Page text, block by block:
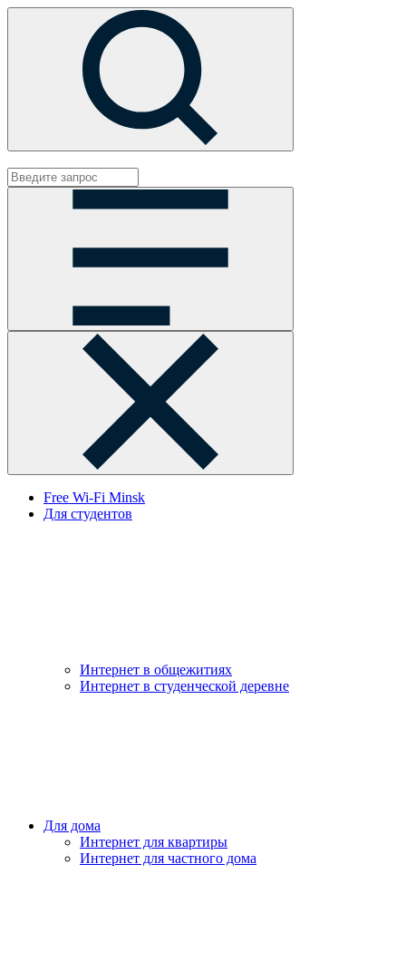
Free Wi-Fi Minsk
Для студентов
Интернет в общежитиях
Интернет в студенческой деревне
Для дома
Интернет для квартиры
Интернет для частного дома